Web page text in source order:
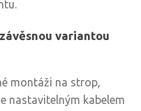
variantou
montáži na strop,
nastavitelným kabelem